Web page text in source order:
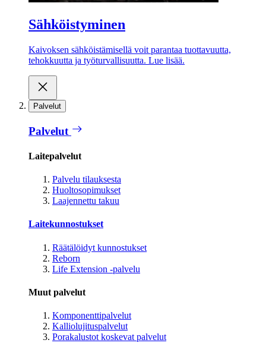
Sähköistyminen
Kaivoksen sähköistämisellä voit parantaa tuottavuutta,
tehokkuutta ja työturvallisuutta. Lue lisää.
Palvelut
Palvelut
Laitepalvelut
Palvelu tilauksesta
Huoltosopimukset
Laajennettu takuu
Laitekunnostukset
Räätälöidyt kunnostukset
Reborn
Life Extension -palvelu
Muut palvelut
Komponenttipalvelut
Kalliolujituspalvelut
Porakalustot koskevat palvelut